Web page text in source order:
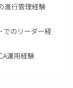
進行管理経験
のリーダー経
運用経験